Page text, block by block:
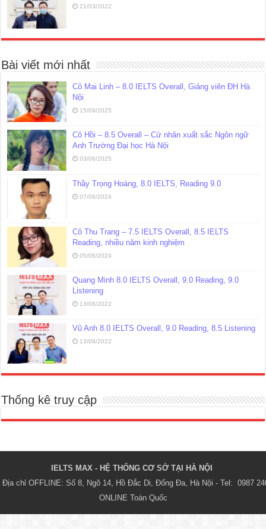
21/03/2022
Bài viết mới nhất
Cô Mai Linh – 8.0 IELTS Overall, Giảng viên ĐH Hà
Nội
15/09/2025
Cô Hồi – 8.5 Overall – Cử nhân xuất sắc Ngôn ngữ
Anh Trường Đại học Hà Nội
03/06/2025
Thầy Trọng Hoàng, 8.0 IELTS, Reading 9.0
07/06/2024
Cô Thu Trang – 7.5 IELTS Overall, 8.5 IELTS
Reading, nhiều năm kinh nghiệm
05/06/2024
Quang Minh 8.0 IELTS Overall, 9.0 Reading, 9.0
Listening
13/08/2022
Vũ Anh 8.0 IELTS Overall, 9.0 Reading, 8.5 Listening
13/08/2022
Thống kê truy cập
IELTS MAX - HỆ THỐNG CƠ SỞ TẠI HÀ NỘI
Địa chỉ OFFLINE: Số 8, Ngõ 14, Hồ Đắc Di, Đống Đa, Hà Nội - Tel:  0987